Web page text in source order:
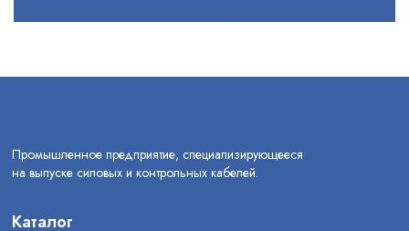
Промышленное предприятие, специализирующееся
на выпуске силовых и контрольных кабелей.
Каталог